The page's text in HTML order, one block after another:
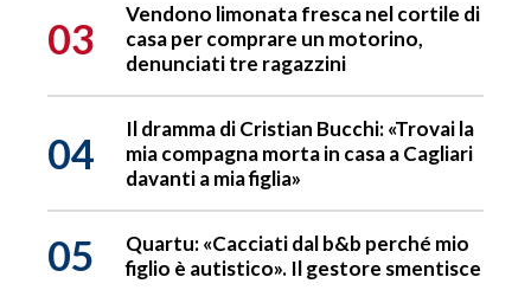
03
Vendono limonata fresca nel cortile di
casa per comprare un motorino,
denunciati tre ragazzini
04
Il dramma di Cristian Bucchi: «Trovai la
mia compagna morta in casa a Cagliari
davanti a mia figlia»
05
Quartu: «Cacciati dal b&b perché mio
figlio è autistico». Il gestore smentisce